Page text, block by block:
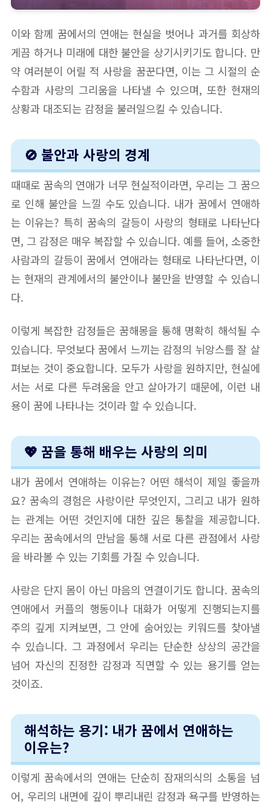
이와 함께 꿈에서의 연애는 현실을 벗어나 과거를 회상하
게끔 하거나 미래에 대한 불안을 상기시키기도 합니다. 만
약 여러분이 어릴 적 사랑을 꿈꾼다면, 이는 그 시절의 순
수함과 사랑의 그리움을 나타낼 수 있으며, 또한 현재의
상황과 대조되는 감정을 불러일으킬 수 있습니다.
🚫 불안과 사랑의 경계
때때로 꿈속의 연애가 너무 현실적이라면, 우리는 그 꿈으
로 인해 불안을 느낄 수도 있습니다. 내가 꿈에서 연애하
는 이유는? 특히 꿈속의 갈등이 사랑의 형태로 나타난다
면, 그 감정은 매우 복잡할 수 있습니다. 예를 들어, 소중한
사람과의 갈등이 꿈에서 연애라는 형태로 나타난다면, 이
는 현재의 관계에서의 불안이나 불만을 반영할 수 있습니
다.
이렇게 복잡한 감정들은 꿈해몽을 통해 명확히 해석될 수
있습니다. 무엇보다 꿈에서 느끼는 감정의 뉘앙스를 잘 살
펴보는 것이 중요합니다. 모두가 사랑을 원하지만, 현실에
서는 서로 다른 두려움을 안고 살아가기 때문에, 이런 내
용이 꿈에 나타나는 것이라 할 수 있습니다.
💖 꿈을 통해 배우는 사랑의 의미
내가 꿈에서 연애하는 이유는? 어떤 해석이 제일 좋을까
요? 꿈속의 경험은 사랑이란 무엇인지, 그리고 내가 원하
는 관계는 어떤 것인지에 대한 깊은 통찰을 제공합니다.
우리는 꿈속에서의 만남을 통해 서로 다른 관점에서 사랑
을 바라볼 수 있는 기회를 가질 수 있습니다.
사랑은 단지 몸이 아닌 마음의 연결이기도 합니다. 꿈속의
연애에서 커플의 행동이나 대화가 어떻게 진행되는지를
주의 깊게 지켜보면, 그 안에 숨어있는 키워드를 찾아낼
수 있습니다. 그 과정에서 우리는 단순한 상상의 공간을
넘어 자신의 진정한 감정과 직면할 수 있는 용기를 얻는
것이죠.
해석하는 용기: 내가 꿈에서 연애하는
이유는?
이렇게 꿈속에서의 연애는 단순히 잠재의식의 소통을 넘
어, 우리의 내면에 깊이 뿌리내린 감정과 욕구를 반영하는